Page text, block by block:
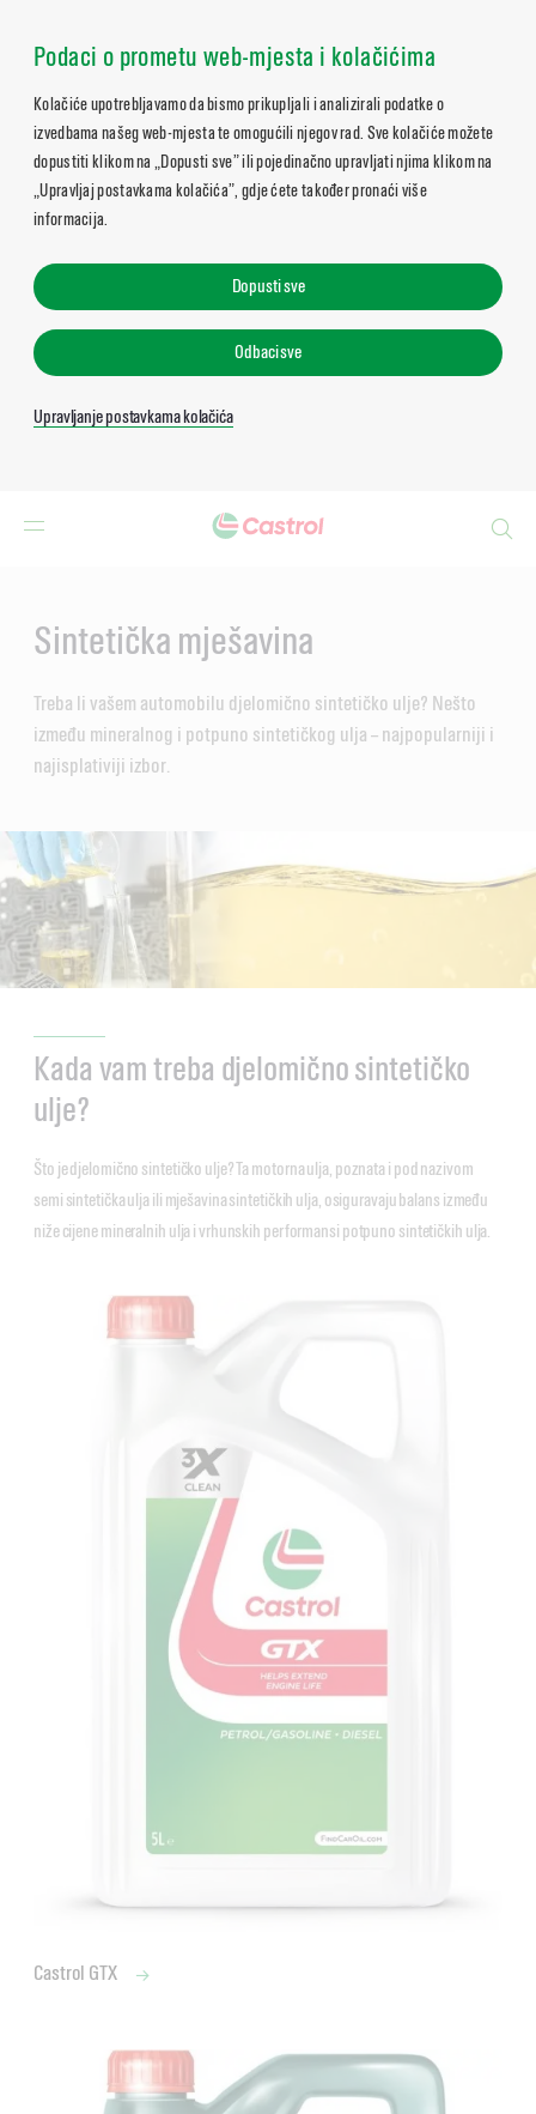
Podaci o prometu web-mjesta i kolačićima
Kolačiće upotrebljavamo da bismo prikupljali i analizirali podatke o
izvedbama našeg web-mjesta te omogućili njegov rad. Sve kolačiće možete
dopustiti klikom na „Dopusti sve” ili pojedinačno upravljati njima klikom na
„Upravljaj postavkama kolačića”, gdje ćete također pronaći više
informacija.
Dopusti sve
Odbaci sve
Upravljanje postavkama kolačića
Sintetička mješavina
Treba li vašem automobilu djelomično sintetičko ulje? Nešto
između mineralnog i potpuno sintetičkog ulja – najpopularniji i
najisplativiji izbor.
Kada vam treba djelomično sintetičko
ulje?
Što je djelomično sintetičko ulje? Ta motorna ulja, poznata i pod nazivom
semi sintetička ulja ili mješavina sintetičkih ulja, osiguravaju balans između
niže cijene mineralnih ulja i vrhunskih performansi potpuno sintetičkih ulja.
Castrol GTX